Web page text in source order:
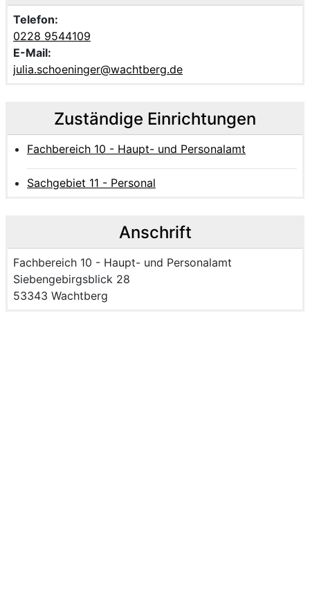
Telefon:
0228 9544109
E-Mail:
julia.schoeninger@wachtberg.de
Zuständige Einrichtungen
Fachbereich 10 - Haupt- und Personalamt
Sachgebiet 11 - Personal
Anschrift
Name der Einrichtung:
Fachbereich 10 - Haupt- und Personalamt
Strasse und Hausnummer
Siebengebirgsblick 28
PLZ und Ort
53343 Wachtberg